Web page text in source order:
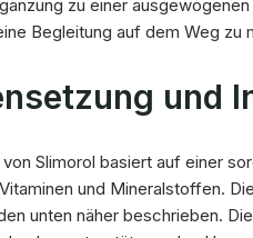
zu einer
Begleitung auf dem Weg zu
und
Slimorol basiert auf einer
und Mineralstoffen.
unten näher beschrieben.